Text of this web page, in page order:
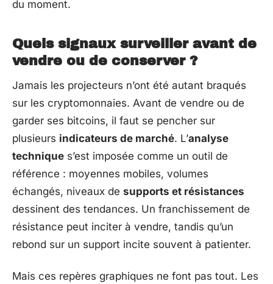
du moment.
Quels signaux surveiller avant de
vendre ou de conserver ?
Jamais les projecteurs n’ont été autant braqués
sur les cryptomonnaies. Avant de vendre ou de
garder ses bitcoins, il faut se pencher sur
plusieurs indicateurs de marché. L’analyse
technique s’est imposée comme un outil de
référence : moyennes mobiles, volumes
échangés, niveaux de supports et résistances
dessinent des tendances. Un franchissement de
résistance peut inciter à vendre, tandis qu’un
rebond sur un support incite souvent à patienter.
Mais ces repères graphiques ne font pas tout. Les